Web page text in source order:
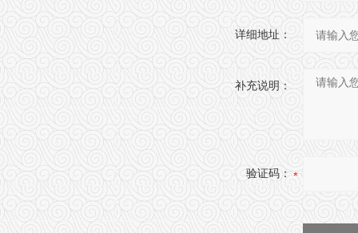
详细地址：
补充说明：
验证码：